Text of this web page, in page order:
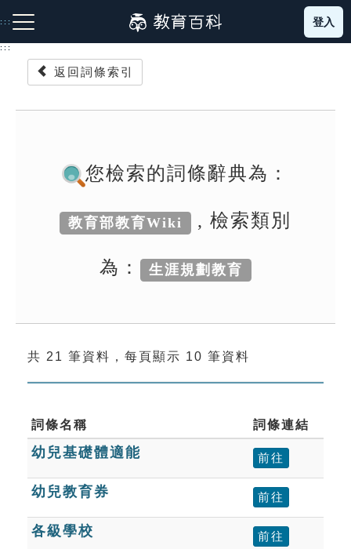
到
主
:::
成語故事
索引選單
單字索引
生命大百科索引
遊戲專區
教學應用
登入
:::
返回詞條索引
您檢索的詞條辭典為：
教育部教育Wiki , 檢索類別
為： 生涯規劃教育
共 21 筆資料，每頁顯示 10 筆資料
詞條名稱 詞條連結
幼兒基礎體適能 前往
幼兒教育券 前往
各級學校 前往